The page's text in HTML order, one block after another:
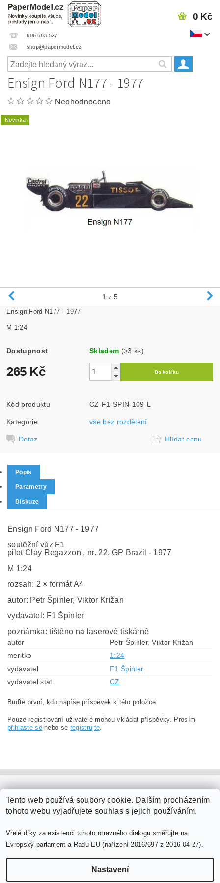
606 683 527
shop@papermodel.cz
0 Kč
Ensign Ford N177 - 1977
Neohodnoceno
Novinka
1 z 5
Ensign Ford N177 - 1977
M 1:24
Dostupnost Skladem (>3 ks)
265 Kč
Kód produktu CZ-F1-SPIN-109-L
Kategorie vše bez rozdělení
Dotaz Hlídat cenu
Popis
Parametry
Diskuze
Ensign Ford N177 - 1977
soutěžní vůz F1
pilot Clay Regazzoni, nr. 22, GP Brazil - 1977
M 1:24
rozsah: 2 × formát A4
autor: Petr Špinler, Viktor Križan
vydavatel: F1 Špinler
poznámka: tištěno na laserové tiskárně
autor
Petr Špinler, Viktor Križan
meritko
1:24
vydavatel
F1 Špinler
vydavatel stat
CZ
Buďte první, kdo napíše příspěvek k této položce.
Pouze registrovaní uživatelé mohou vkládat příspěvky. Prosím
přihlaste senebo se registrujte.
Tento web používá soubory cookie. Dalším procházením
tohoto webu vyjadřujete souhlas s jejich používáním.
Vřelé díky za existenci tohoto otravného dialogu směřujte na
Evropský parlament a Radu EU (nařízení 2016/697 z 2016-04-27).
Nastavení